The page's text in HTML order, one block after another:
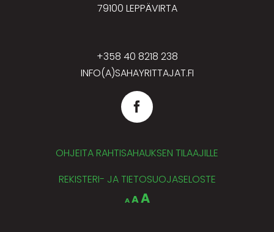
79100 LEPPÄVIRTA
+358 40 8218 238
INFO(A)SAHAYRITTAJAT.FI
OHJEITA RAHTISAHAUKSEN TILAAJILLE
REKISTERI- JA TIETOSUOJASELOSTE
A
Decrease
font
A Reset
AIncrease